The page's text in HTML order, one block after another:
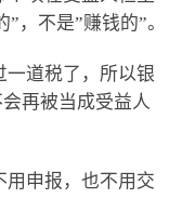
，不是”赚钱的”。
一道税了，所以银
再被当成受益人
用申报，也不用交